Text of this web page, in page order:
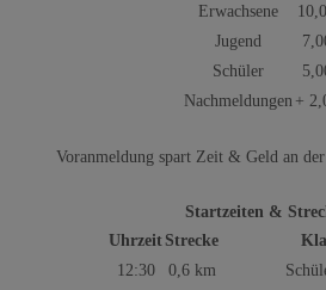
Erwachsene
Jugend
Schüler
Nachmeldungen +
Voranmeldung spart Zeit & Geld an
Startzeiten &
Uhrzeit Strecke
12:30
0,6 km